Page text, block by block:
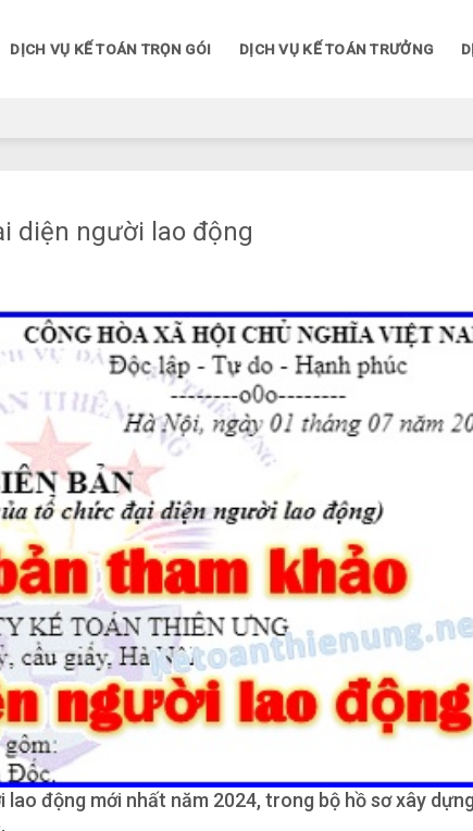
DỊCH VỤ KẾ TOÁN TRỌN GÓI DỊCH VỤ KẾ TOÁN TRƯỞNG
diện người lao động
động mới nhất năm 2024, trong bộ hồ sơ xây